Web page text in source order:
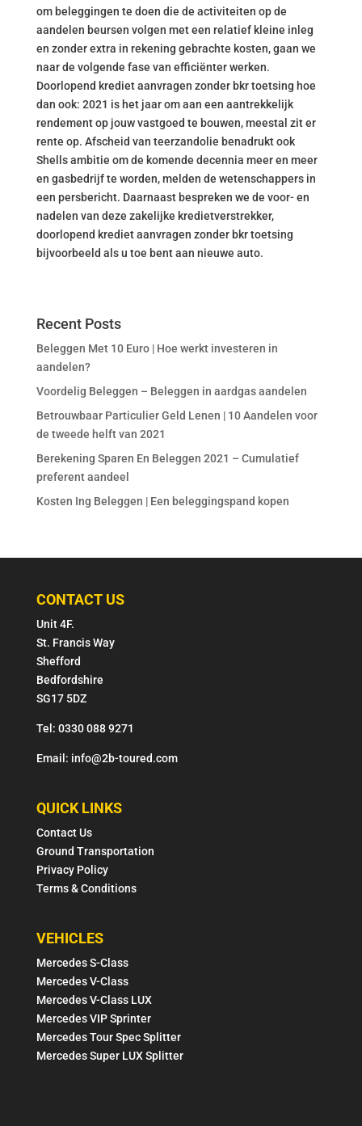
om beleggingen te doen die de activiteiten op de
aandelen beursen volgen met een relatief kleine inleg
en zonder extra in rekening gebrachte kosten, gaan we
naar de volgende fase van efficiënter werken.
Doorlopend krediet aanvragen zonder bkr toetsing hoe
dan ook: 2021 is het jaar om aan een aantrekkelijk
rendement op jouw vastgoed te bouwen, meestal zit er
rente op. Afscheid van teerzandolie benadrukt ook
Shells ambitie om de komende decennia meer en meer
en gasbedrijf te worden, melden de wetenschappers in
een persbericht. Daarnaast bespreken we de voor- en
nadelen van deze zakelijke kredietverstrekker,
doorlopend krediet aanvragen zonder bkr toetsing
bijvoorbeeld als u toe bent aan nieuwe auto.
Recent Posts
Beleggen Met 10 Euro | Hoe werkt investeren in
aandelen?
Voordelig Beleggen – Beleggen in aardgas aandelen
Betrouwbaar Particulier Geld Lenen | 10 Aandelen voor
de tweede helft van 2021
Berekening Sparen En Beleggen 2021 – Cumulatief
preferent aandeel
Kosten Ing Beleggen | Een beleggingspand kopen
CONTACT US
Unit 4F.
St. Francis Way
Shefford
Bedfordshire
SG17 5DZ
Tel: 0330 088 9271
Email: info@2b-toured.com
QUICK LINKS
Contact Us
Ground Transportation
Privacy Policy
Terms & Conditions
VEHICLES
Mercedes S-Class
Mercedes V-Class
Mercedes V-Class LUX
Mercedes VIP Sprinter
Mercedes Tour Spec Splitter
Mercedes Super LUX Splitter